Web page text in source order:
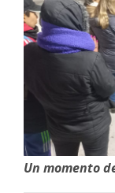
Un momento